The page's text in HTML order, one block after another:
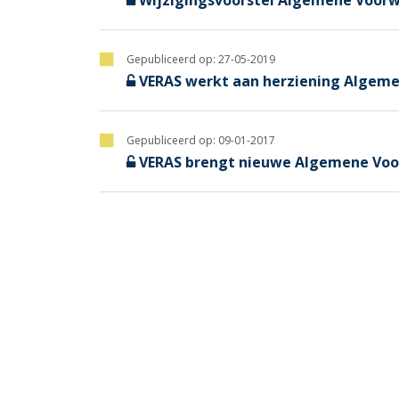
Gepubliceerd op: 27-05-2019
VERAS werkt aan herziening
Gepubliceerd op: 09-01-2017
VERAS brengt nieuwe Algemene